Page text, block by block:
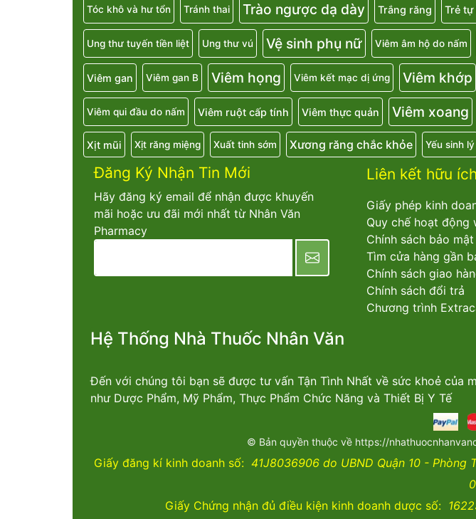
Tóc khô và hư tổn Tránh thai Trào ngược dạ dày Trắng răng Trẻ tự
Ung thư tuyến tiền liệt Ung thư vú Vệ sinh phụ nữ Viêm âm hộ do nấm
Viêm gan Viêm gan B Viêm họng Viêm kết mạc dị ứng Viêm khớp
Viêm qui đầu do nấm Viêm ruột cấp tính Viêm thực quản Viêm xoang
Xịt mũi Xịt răng miệng Xuất tinh sớm Xương răng chắc khỏe Yếu sinh lý
Đăng Ký Nhận Tin Mới
Hãy đăng ký email để nhận được khuyến
mãi hoặc ưu đãi mới nhất từ Nhân Văn
Pharmacy
Liên kết hữu ích
Giấy phép kinh
Quy chế hoạt động
Chính sách bảo mật
Tìm cửa hàng gần
Chính sách giao
Chính sách đổi trả
Chương trình
Hệ Thống Nhà Thuốc Nhân Văn
Đến với chúng tôi bạn sẽ được tư vấn Tận Tình Nhất về sức khoẻ của
như Dược Phẩm, Mỹ Phẩm, Thực Phẩm Chức Năng và Thiết Bị Y Tế
© Bản quyền thuộc về https://
Giấy đăng kí kinh doanh số: 41J8036906 do UBND Quận 10 - Phòng
Giấy Chứng nhận đủ điều kiện kinh doanh dược số: